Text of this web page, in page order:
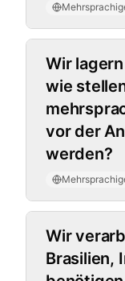
Wir
wie
vor der
werden?
Wir
Brasilien,